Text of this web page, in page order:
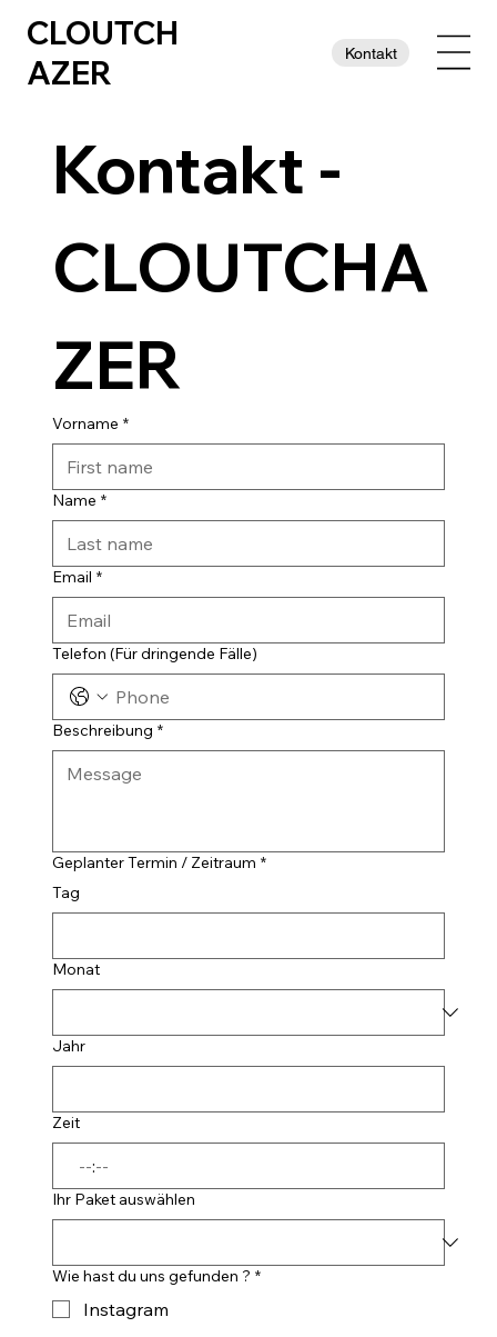
Kontakt
CLOUTCH
AZER
Kontakt -
CLOUTCHA
ZER
Vorname *
Name *
Email *
Telefon (Für dringende Fälle)
Beschreibung *
Geplanter Termin / Zeitraum *
Tag
Monat
Jahr
Zeit
:
Ihr Paket auswählen
Wie hast du uns gefunden ? *
Instagram